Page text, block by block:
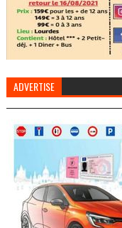
ADVERTISE